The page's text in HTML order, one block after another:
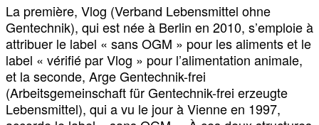
La première, Vlog (Verband Lebensmittel ohne
Gentechnik), qui est née à Berlin en 2010, s’emploie à
attribuer le label « sans OGM » pour les aliments et le
label « vérifié par Vlog » pour l’alimentation animale,
et la seconde, Arge Gentechnik-frei
(Arbeitsgemeinschaft für Gentechnik-frei erzeugte
Lebensmittel), qui a vu le jour à Vienne en 1997,